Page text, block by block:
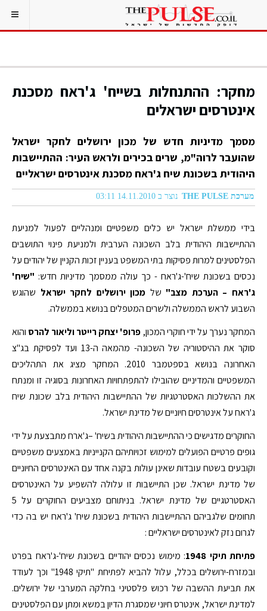
מחקר: ההתנחלות בשייח' ג'ראח מסכנת
אינטרסים ישראלים
מסמך מדיניות חדש של מכון ירושלים לחקר ישראל
שהועבר לרוה"מ, שרים בכירים ולראש העיר: ההתיישבות
היהודית בשכונת שיח ג'ראח מסכנת אינטרסים ישראליים
מערכת THE PULSE נוצר ב 14.11.2010 03:11
בידי ממשלת ישראל יש כלים משפטיים ומנהליים לפעול למניעת
ההתיישבות היהודית בלב השכונה הערבית ולמניעת פינוי התושבים
הפלסטינים למרות פסיקות בתי המשפט בעניין זכות הקניין של יהודים על
נכסים בשכונת שיח'-ג'ראח - כך עולה ממסמך מדיניות חדש: "שיח'
ג'ראח – הערכת מצב" של מכון ירושלים לחקר ישראל שהוגש
השבוע לראש הממשלה ולשרים המטפלים בנושא בממשלה.
המחקר נערך על ידי חוקרי המכון, פרופ' יצחק רייטר וליאור להרס והוא
סוקר את ההיסטוריה של השכונה- מהמאה ה-13 ועד לפסיקת בג"צ
האחרונה בנושא בספטמבר 2010. המחקר מציג את התהליכים
המשפטיים והמדיניים שהובילו להתפתחויות האחרונות בסוגיה זו ומנתח
את ההשלכות האסטרטגיות של ההתיישבות היהודית בלב שכונת שיח
ג'ראח על אינטרסים חיוניים של מדינת ישראל.
החוקרים מדגישים כי ההתיישבות היהודית בשיח' –ג'ארח מתבצעת על ידי
גופים פרטיים הפועלים למימוש זכויותיהם הקנייניות באמצעים משפטיים
וקובעים בשטח עובדות שאינן עולות בקנה אחד עם האינטרסים החיוניים
של מדינת ישראל. שכן התיישבות זו עלולה להשפיע על האינטרסים
האסטרטגיים של מדינת ישראל. בניתוחם מצביעים החוקרים על 5
תחומים שלגביהם ההתיישבות היהודית בשכונת שיח' ג'ראח יש בה כדי
לגרום נזק לאינטרסים ישראליים :
פתיחת תיקי 1948
: מימוש נכסים יהודיים בשכונת שיח'-ג'ראח בפרט
ובמזרח-ירושלים בכלל, עלול להביא לפתיחת "תיקי 1948" וכך לעודד
את תביעת ההשבה של רכוש פלסטיני בחלקהּ המערבי של ירושלים.
למדינת ישראל, אינטרס חיוני שמסגרת הדיון במשא ומתן עם הפלסטינים